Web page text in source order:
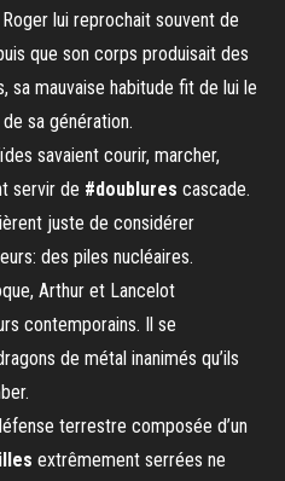
lui reprochait souvent de
que son corps produisait des
sa mauvaise habitude fit de lui le
sa génération.
savaient courir, marcher,
servir de #doublures cascade.
juste de considérer
des piles nucléaires.
Arthur et Lancelot
contemporains. Il se
de métal inanimés qu’ils
terrestre composée d’un
extrêmement serrées ne